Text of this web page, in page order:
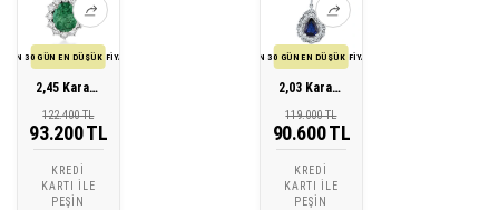
SON 30 GÜN EN DÜŞÜK FİYATI
2,45 Karat Pırlanta Zümrüt Kolye
122.400 TL
93.200 TL
KREDI
KARTI ILE
PEŞIN
SON 30 GÜN EN DÜŞÜK FİYATI
2,03 Karat Pırlanta Safir Kolye
119.000 TL
90.600 TL
KREDI
KARTI ILE
PEŞIN